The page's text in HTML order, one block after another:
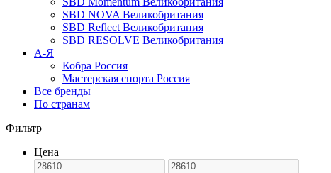
SBD NOVA Великобритания
SBD Reflect Великобритания
SBD RESOLVE Великобритания
А-Я
Кобра Россия
Мастерская спорта Россия
Все бренды
По странам
Фильтр
Цена